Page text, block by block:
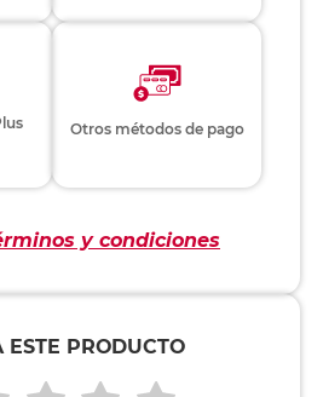
Otros métodos de pago
y condiciones
ESTE PRODUCTO